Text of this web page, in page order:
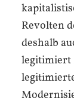
Revolten
deshalb
legitimiert